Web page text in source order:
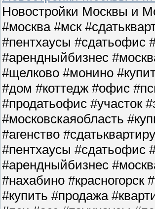
Новостройки Москвы и
#москва #мск
#пентхаусы #сдатьофис
#арендныйбизнес
#щелково #монино
#дом #коттедж #офис
#продатьофис #участок
#московскаяобласть
#агенство
#пентхаусы #сдатьофис
#арендныйбизнес
#нахабино
#купить #продажа